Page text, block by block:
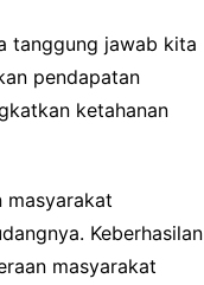
tanggung jawab kita
pendapatan
ketahanan
masyarakat
Keberhasilan
masyarakat